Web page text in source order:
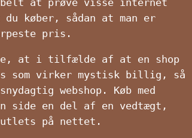
køber, sådan at man er
pris.
at i tilfælde af at en shop
som virker mystisk billig, så
webshop. Køb med
side en del af en vedtægt,
på nettet.